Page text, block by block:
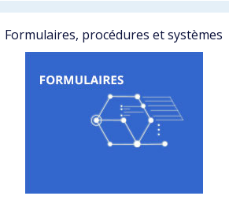
Formulaires, procédures et systèmes